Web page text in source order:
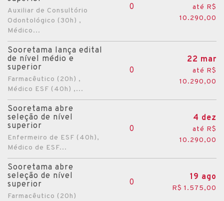
Auxiliar de Consultório
Odontológico (30h) ,
Médico...
0
até R$
10.290,00
Sooretama lança edital
de nível médio e
superior
Farmacêutico (20h) ,
Médico ESF (40h) ,...
0
22 mar
até R$
10.290,00
Sooretama abre
seleção de nível
superior
Enfermeiro de ESF (40h),
Médico de ESF...
0
4 dez
até R$
10.290,00
Sooretama abre
seleção de nível
superior
Farmacêutico (20h)
0
19 ago
R$ 1.575,00